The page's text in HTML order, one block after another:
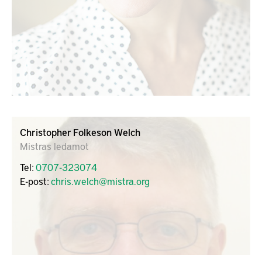
Christopher Folkeson Welch
Mistras ledamot
Tel:0707-323074
E-post:chris.welch@mistra.org